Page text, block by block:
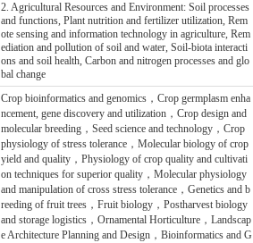
2. Agricultural Resources and Environment: Soil processes
and functions, Plant nutrition and fertilizer utilization, Rem
ote sensing and information technology in agriculture, Rem
ediation and pollution of soil and water, Soil-biota interacti
ons and soil health, Carbon and nitrogen processes and glo
bal change
Crop bioinformatics and genomics，Crop germplasm enha
ncement, gene discovery and utilization，Crop design and
molecular breeding，Seed science and technology，Crop
physiology of stress tolerance，Molecular biology of crop
yield and quality，Physiology of crop quality and cultivati
on techniques for superior quality，Molecular physiology
and manipulation of cross stress tolerance，Genetics and b
reeding of fruit trees，Fruit biology，Postharvest biology
and storage logistics，Ornamental Horticulture，Landscap
e Architecture Planning and Design，Bioinformatics and G